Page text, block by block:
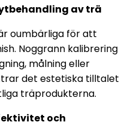
av trä
oumbärliga för att
Noggrann kalibrering
målning eller
det estetiska tilltalet
träprodukterna.
och